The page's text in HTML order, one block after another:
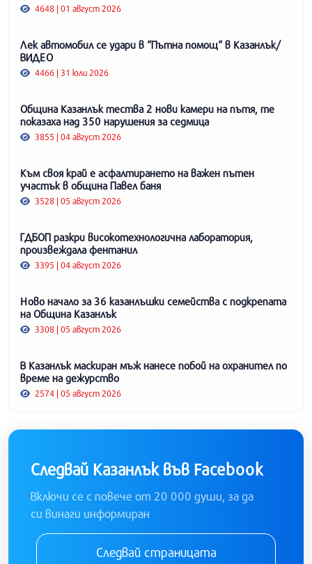
4648 | 01 август 2026
Лек автомобил се удари в “Пътна помощ“ в Казанлък/
ВИДЕО
4466 | 31 юли 2026
Община Казанлък тества 2 нови камери на пътя, те
показаха над 350 нарушения за седмица
3855 | 04 август 2026
Към своя край е асфалтирането на важен пътен
участък в община Павел баня
3528 | 05 август 2026
ГДБОП разкри високотехнологична лаборатория,
произвеждала фентанил
3395 | 04 август 2026
Ново начало за 36 казанлъшки семейства с подкрепата
на Община Казанлък
3308 | 05 август 2026
В Казанлък маскиран мъж нанесе побой на охранител по
време на дежурство
2574 | 05 август 2026
Следвай Казанлък във Facebook
Включи се с повече от 20 000 души, за да
си винаги информиран
Следвай страницата